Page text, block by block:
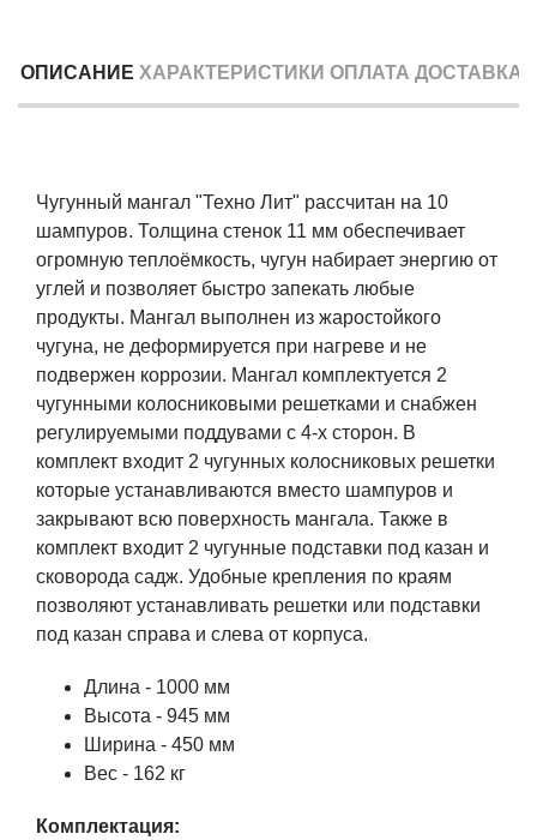
ОПИСАНИЕ ХАРАКТЕРИСТИКИ ОПЛАТА ДОСТАВКА
Чугунный мангал "Техно Лит" рассчитан на 10
шампуров. Толщина стенок 11 мм обеспечивает
огромную теплоёмкость, чугун набирает энергию от
углей и позволяет быстро запекать любые
продукты. Мангал выполнен из жаростойкого
чугуна, не деформируется при нагреве и не
подвержен коррозии. Мангал комплектуется 2
чугунными колосниковыми решетками и снабжен
регулируемыми поддувами с 4-х сторон. В
комплект входит 2 чугунных колосниковых решетки
которые устанавливаются вместо шампуров и
закрывают всю поверхность мангала. Также в
комплект входит 2 чугунные подставки под казан и
сковорода садж. Удобные крепления по краям
позволяют устанавливать решетки или подставки
под казан справа и слева от корпуса.
Длина - 1000 мм
Высота - 945 мм
Ширина - 450 мм
Вес - 162 кг
Комплектация: